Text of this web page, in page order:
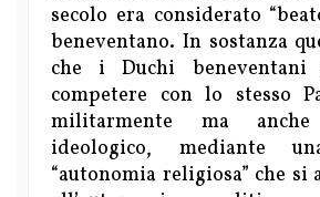
secolo era considerato
beneventano. In sostanza
che i Duchi beneventani
competere con lo stesso
militarmente ma
ideologico, mediante
“autonomia religiosa” che si